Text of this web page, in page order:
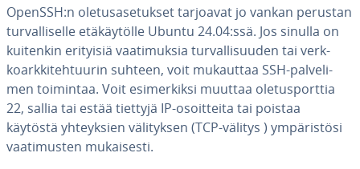
OpenSSH:n ole­tus­a­se­tuk­set tarjoavat jo vankan perustan
tur­val­li­sel­le etä­käy­töl­le Ubuntu 24.04:ssä. Jos sinulla on
kuitenkin erityisiä vaa­ti­muk­sia tur­val­li­suu­den tai verk­
koark­ki­teh­tuu­rin suhteen, voit mukauttaa SSH-pal­ve­li­
men toimintaa. Voit esi­mer­kik­si muuttaa ole­tus­port­tia
22, sallia tai estää tiettyjä IP-osoit­tei­ta tai poistaa
käytöstä yh­teyk­sien vä­li­tyk­sen (TCP-välitys ) ym­pä­ris­tö­si
vaa­ti­mus­ten mu­kai­ses­ti.